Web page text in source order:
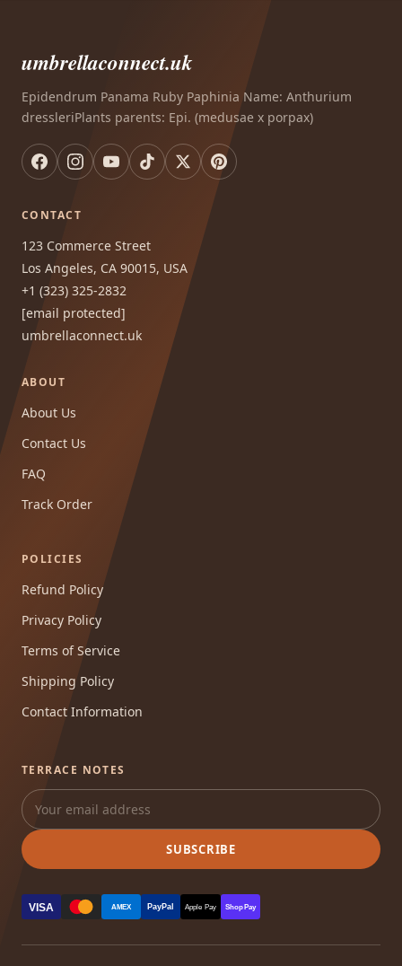
umbrellaconnect.uk
Epidendrum Panama Ruby Paphinia Name: Anthurium
dressleriPlants parents: Epi. (medusae x porpax)
CONTACT
123 Commerce Street
Los Angeles, CA 90015, USA
+1 (323) 325-2832
[email protected]
umbrellaconnect.uk
ABOUT
About Us
Contact Us
FAQ
Track Order
POLICIES
Refund Policy
Privacy Policy
Terms of Service
Shipping Policy
Contact Information
TERRACE NOTES
SUBSCRIBE
VISA AMEX PayPal Apple Pay Shop Pay